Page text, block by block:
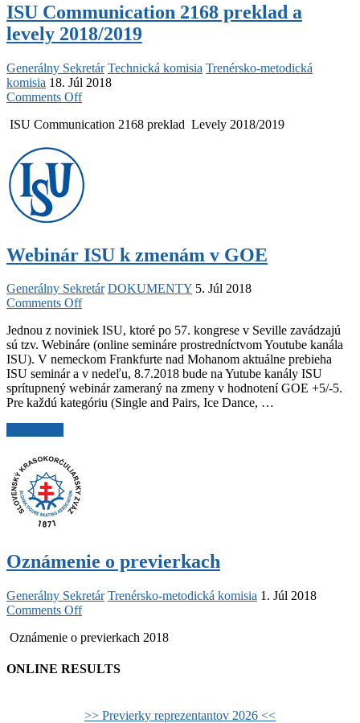
ISU Communication 2168 preklad a
levely 2018/2019
Generálny Sekretár Technická komisia Trenérsko-metodická
komisia 18. Júl 2018
Comments Offon
Communication
a
levely
2018/2019
ISU Communication 2168 preklad Levely 2018/2019
Webinár ISU k zmenám v GOE
Generálny Sekretár DOKUMENTY 5. Júl 2018
Comments Offon
ISU
k
zmenám
v
GOE
Jednou z noviniek ISU, ktoré po 57. kongrese v Seville zavádzajú
sú tzv. Webináre (online semináre prostredníctvom Youtube kanála
ISU). V nemeckom Frankfurte nad Mohanom aktuálne prebieha
ISU seminár a v nedeľu, 8.7.2018 bude na Yutube kanály ISU
sprítupnený webinár zameraný na zmeny v hodnotení GOE +5/-5.
Pre každú kategóriu (Single and Pairs, Ice Dance, …
zmenám
v
GOE
Oznámenie o previerkach
Generálny Sekretár Trenérsko-metodická komisia 1. Júl 2018
Comments Offon
o
Oznámenie o previerkach 2018
ONLINE RESULTS
>> Previerky reprezentantov 2026 <<